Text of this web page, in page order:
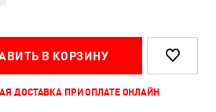
В КОРЗИНУ
ДОСТАВКА ПРИ ОПЛАТЕ ОНЛАЙН